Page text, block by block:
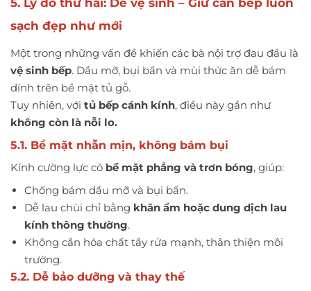
sạch đẹp như mới
Một trong những vấn đề khiến các bà nội trợ đau đầu là
vệ sinh bếp. Dầu mỡ, bụi bẩn và mùi thức ăn dễ bám
dính trên bề mặt tủ gỗ.
Tuy nhiên, với tủ bếp cánh kính, điều này gần như
không còn là nỗi lo.
5.1. Bề mặt nhẵn mịn, không bám bụi
Kính cường lực có bề mặt phẳng và trơn bóng, giúp:
Chống bám dầu mỡ và bụi bẩn.
Dễ lau chùi chỉ bằng khăn ẩm hoặc dung dịch lau
kính thông thường.
Không cần hóa chất tẩy rửa mạnh, thân thiện môi
trường.
5.2. Dễ bảo dưỡng và thay thế